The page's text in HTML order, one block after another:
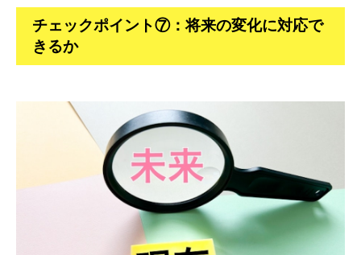
チェックポイント⑦：将来の変化に対応で
きるか